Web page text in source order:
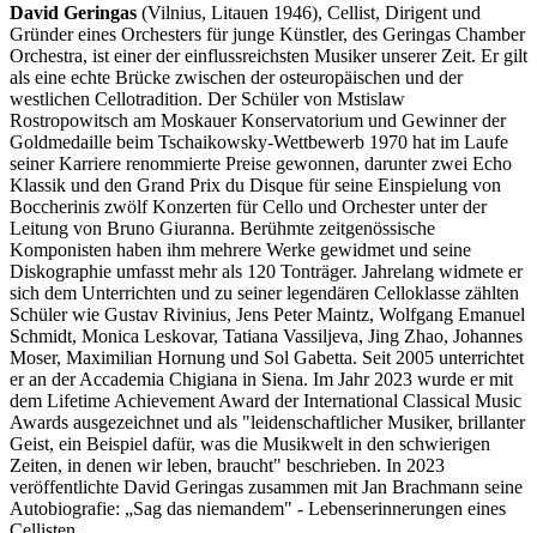
David Geringas (Vilnius, Litauen 1946), Cellist, Dirigent und
Gründer eines Orchesters für junge Künstler, des Geringas Chamber
Orchestra, ist einer der einflussreichsten Musiker unserer Zeit. Er gilt
als eine echte Brücke zwischen der osteuropäischen und der
westlichen Cellotradition. Der Schüler von Mstislaw
Rostropowitsch am Moskauer Konservatorium und Gewinner der
Goldmedaille beim Tschaikowsky-Wettbewerb 1970 hat im Laufe
seiner Karriere renommierte Preise gewonnen, darunter zwei Echo
Klassik und den Grand Prix du Disque für seine Einspielung von
Boccherinis zwölf Konzerten für Cello und Orchester unter der
Leitung von Bruno Giuranna. Berühmte zeitgenössische
Komponisten haben ihm mehrere Werke gewidmet und seine
Diskographie umfasst mehr als 120 Tonträger. Jahrelang widmete er
sich dem Unterrichten und zu seiner legendären Celloklasse zählten
Schüler wie Gustav Rivinius, Jens Peter Maintz, Wolfgang Emanuel
Schmidt, Monica Leskovar, Tatiana Vassiljeva, Jing Zhao, Johannes
Moser, Maximilian Hornung und Sol Gabetta. Seit 2005 unterrichtet
er an der Accademia Chigiana in Siena. Im Jahr 2023 wurde er mit
dem Lifetime Achievement Award der International Classical Music
Awards ausgezeichnet und als "leidenschaftlicher Musiker, brillanter
Geist, ein Beispiel dafür, was die Musikwelt in den schwierigen
Zeiten, in denen wir leben, braucht" beschrieben. In 2023
veröffentlichte David Geringas zusammen mit Jan Brachmann seine
Autobiografie: „Sag das niemandem" - Lebenserinnerungen eines